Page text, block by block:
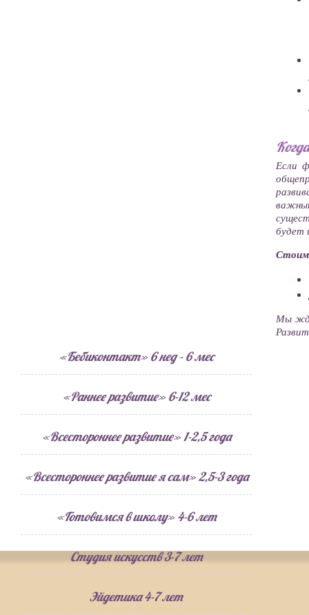
Если
будет
Мы
«Бебиконтакт» 6 нед - 6 мес
«Раннее развитие» 6-12 мес
«Всестороннее развитие» 1-2,5 года
«Всестороннее развитие я сам» 2,5-3 года
«Готовимся в школу» 4-6 лет
Студия искусств 3-7 лет
Эйдетика 4-7 лет